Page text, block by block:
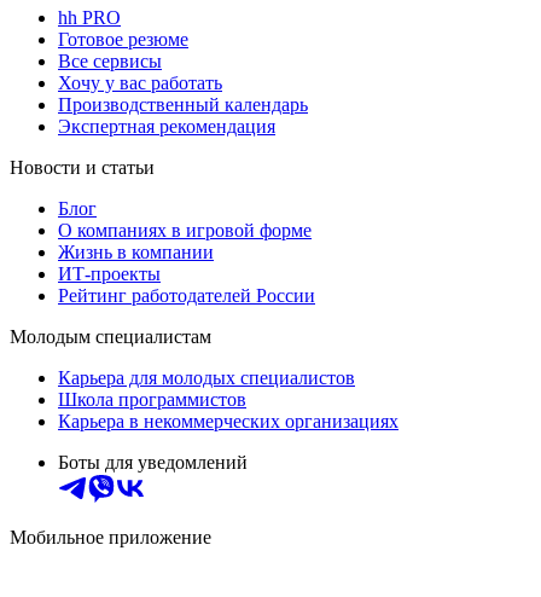
hh PRO
Готовое резюме
Все сервисы
Хочу у вас работать
Производственный календарь
Экспертная рекомендация
Новости и статьи
Блог
О компаниях в игровой форме
Жизнь в компании
ИТ-проекты
Рейтинг работодателей России
Молодым специалистам
Карьера для молодых специалистов
Школа программистов
Карьера в некоммерческих организациях
Боты для уведомлений
Мобильное приложение